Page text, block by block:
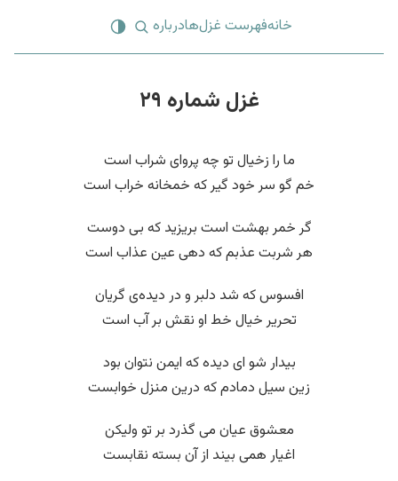
خانهفهرست غزل‌هادرباره
غزل شماره ۲۹
ما را زخیال تو چه پروای شراب است
خم گو سر خود گیر که خمخانه خراب است
گر خمر بهشت است بریزید که بی دوست
هر شربت عذبم که دهی عین عذاب است
افسوس که شد دلبر و در دیده‌ی گریان
تحریر خیال خط او نقش بر آب است
بیدار شو‌ ای دیده که ایمن نتوان بود
زین سیل دمادم که درین منزل خوابست
معشوق عیان می گذرد بر تو ولیکن
اغیار همی بیند از آن بسته نقابست